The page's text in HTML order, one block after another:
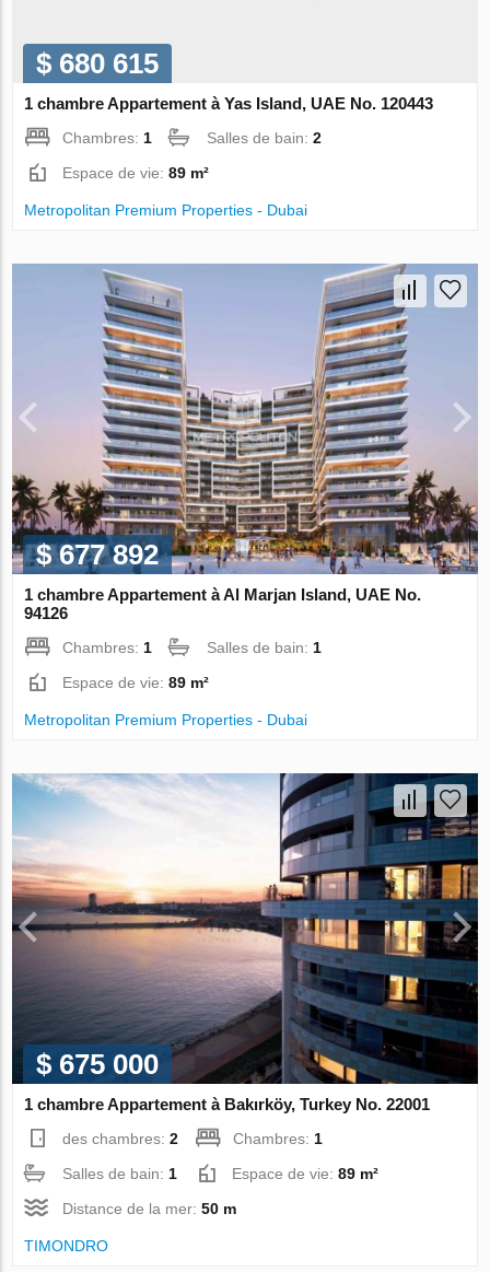
$ 680 615
1 chambre Appartement à Yas Island, UAE No. 120443
Chambres: 1 Salles de bain:2
Espace de vie:89 m²
Metropolitan Premium Properties - Dubai
$ 677 892
1 chambre Appartement à Al Marjan Island, UAE No.
94126
Chambres: 1 Salles de bain: 1
Espace de vie:89 m²
Metropolitan Premium Properties - Dubai
$ 675 000
1 chambre Appartement à Bakırköy, Turkey No. 22001
des chambres:2 Chambres: 1
Salles de bain: 1 Espace de vie:89 m²
Distance de la mer:50 m
TIMONDRO